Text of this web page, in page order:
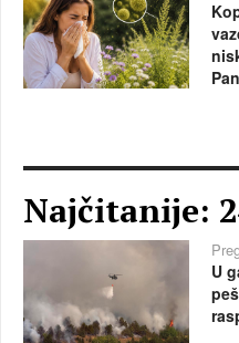
Najčitanije:
U